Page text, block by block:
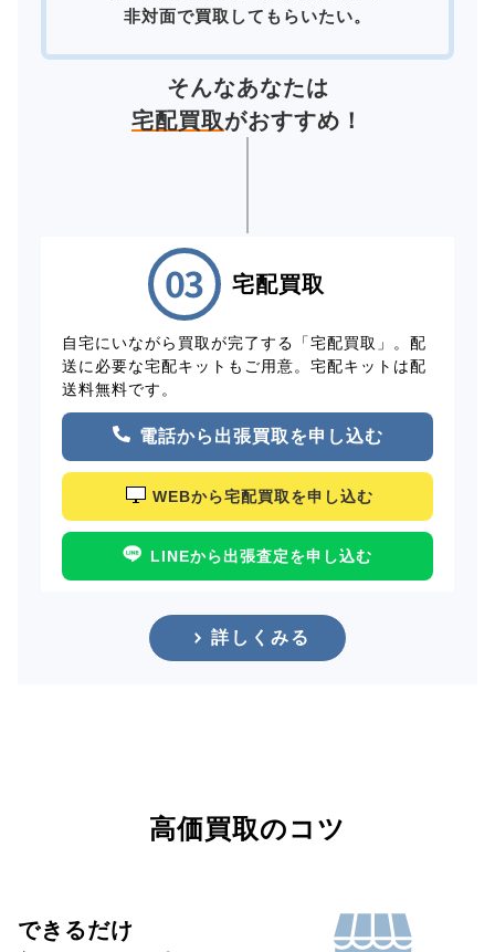
非対面で買取してもらいたい。
そんなあなたは
宅配買取がおすすめ！
宅配買取
自宅にいながら買取が完了する「宅配買取」。配
送に必要な宅配キットもご用意。宅配キットは配
送料無料です。
電話から出張買取を申し込む
WEBから宅配買取を申し込む
LINEから出張査定を申し込む
詳しくみる
高価買取のコツ
できるだけ